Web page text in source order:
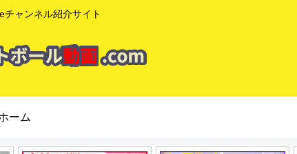
チャンネル紹介サイト
ーム